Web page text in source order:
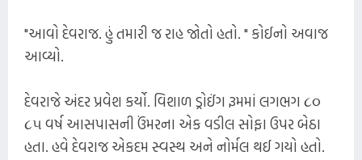
"આવો દેવરાજ. હું તમારી જ રાહ જોતો હતો. " કોઈનો અવાજ
આવ્યો.
દેવરાજે અંદર પ્રવેશ કર્યો. વિશાળ ડ્રોઈંગ રૂમમાં લગભગ ૮૦
૮૫ વર્ષ આસપાસની ઉંમરના એક વડીલ સોફા ઉપર બેઠા
હતા. હવે દેવરાજ એકદમ સ્વસ્થ અને નોર્મલ થઈ ગયો હતો.